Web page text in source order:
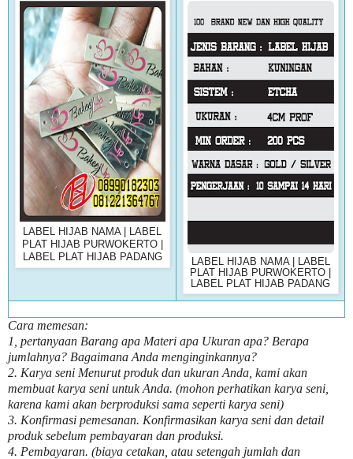
LABEL HIJAB NAMA | LABEL
PLAT HIJAB PURWOKERTO |
LABEL PLAT HIJAB PADANG
LABEL HIJAB NAMA | LABEL
PLAT HIJAB PURWOKERTO |
LABEL PLAT HIJAB PADANG
Cara memesan:
1, pertanyaan Barang apa Materi apa Ukuran apa? Berapa
jumlahnya? Bagaimana Anda menginginkannya?
2. Karya seni Menurut produk dan ukuran Anda, kami akan
membuat karya seni untuk Anda. (mohon perhatikan karya seni,
karena kami akan berproduksi sama seperti karya seni)
3. Konfirmasi pemesanan. Konfirmasikan karya seni dan detail
produk sebelum pembayaran dan produksi.
4. Pembayaran. (biaya cetakan, atau setengah jumlah dan